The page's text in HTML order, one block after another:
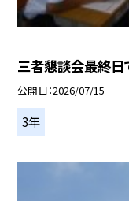
三者懇談会最終日で
公開日 2026/07/15
3年